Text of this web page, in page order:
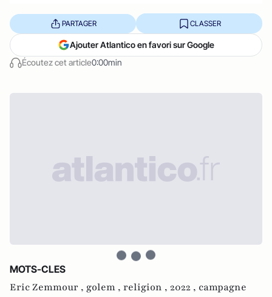
Écoutez cet article0:00min
PARTAGER CLASSER
Ajouter Atlantico en favori sur Google
MOTS-CLES
Eric Zemmour , golem , religion , 2022 , campagne